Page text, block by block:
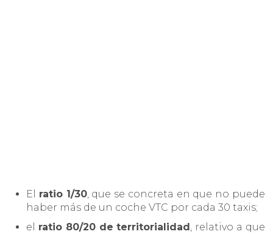
El ratio 1/30, que se concreta en que no puede
haber más de un coche VTC por cada 30 taxis;
el ratio 80/20 de territorialidad , relativo a que